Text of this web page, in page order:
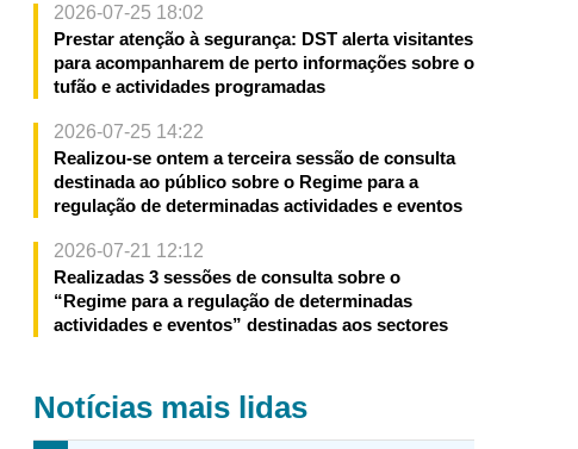
2026-07-25 18:02
Prestar atenção à segurança: DST alerta visitantes
para acompanharem de perto informações sobre o
tufão e actividades programadas
2026-07-25 14:22
Realizou-se ontem a terceira sessão de consulta
destinada ao público sobre o Regime para a
regulação de determinadas actividades e eventos
2026-07-21 12:12
Realizadas 3 sessões de consulta sobre o
“Regime para a regulação de determinadas
actividades e eventos” destinadas aos sectores
Notícias mais lidas